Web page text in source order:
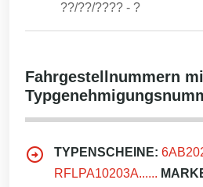
??/??/???? - ?
Fahrgestellnummern
TYPENSCHEINE:
RFLPA10203A......